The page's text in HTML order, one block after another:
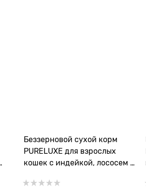
Беззерновой сухой корм
PURELUXE для взрослых
кошек с индейкой, лососем и